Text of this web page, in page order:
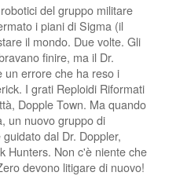
del gruppo militare
i piani di Sigma (il
il mondo. Due volte. Gli
finire, ma il Dr.
un errore che ha reso i
I grati Reploidi Riformati
Dopple Town. Ma quando
un nuovo gruppo di
dal Dr. Doppler,
Hunters. Non c'è niente che
devono litigare di nuovo!